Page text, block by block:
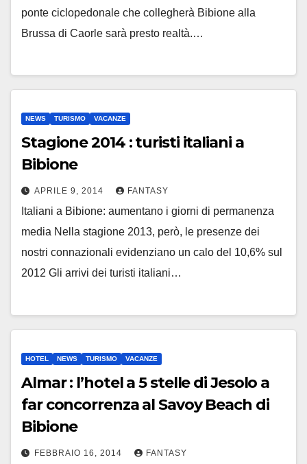
ponte ciclopedonale che collegherà Bibione alla
Brussa di Caorle sarà presto realtà.…
NEWS TURISMO VACANZE
Stagione 2014 : turisti italiani a
Bibione
APRILE 9, 2014 FANTASY
Italiani a Bibione: aumentano i giorni di permanenza
media Nella stagione 2013, però, le presenze dei
nostri connazionali evidenziano un calo del 10,6% sul
2012 Gli arrivi dei turisti italiani…
HOTEL NEWS TURISMO VACANZE
Almar : l’hotel a 5 stelle di Jesolo a
far concorrenza al Savoy Beach di
Bibione
FEBBRAIO 16, 2014 FANTASY